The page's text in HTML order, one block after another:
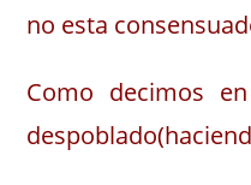
no esta
Como decimos